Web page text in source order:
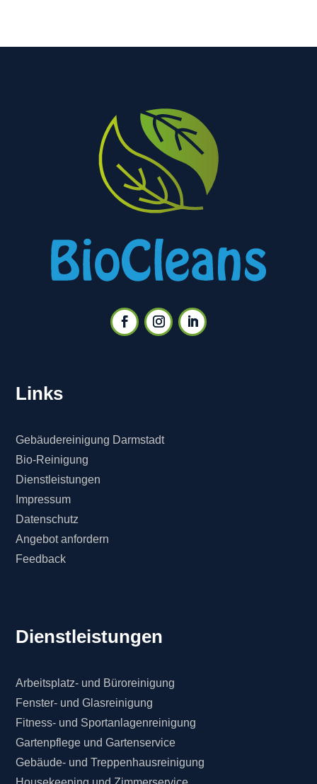
Links
Gebäudereinigung Darmstadt
Bio-Reinigung
Dienstleistungen
Impressum
Datenschutz
Angebot anfordern
Feedback
Dienstleistungen
Arbeitsplatz- und Büroreinigung
Fenster- und Glasreinigung
Fitness- und Sportanlagenreinigung
Gartenpflege und Gartenservice
Gebäude- und Treppenhausreinigung